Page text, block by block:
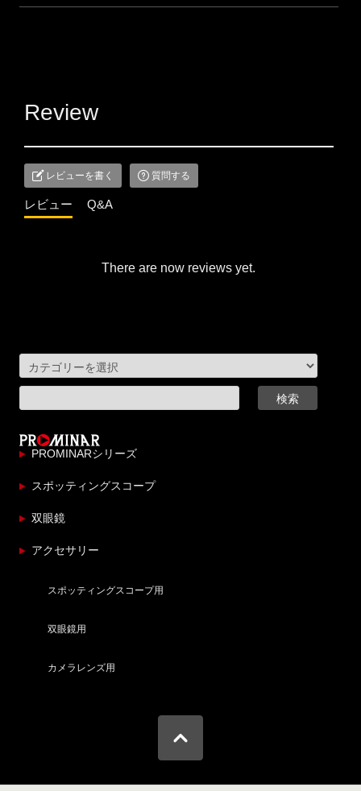
Review
レビューを書く 質問する
レビュー Q&A
There are now reviews yet.
PROMINARシリーズ
スポッティングスコープ
双眼鏡
アクセサリー
スポッティングスコープ用
双眼鏡用
カメラレンズ用